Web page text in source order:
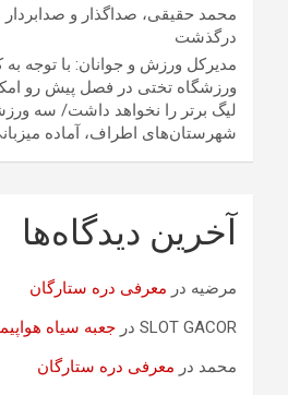
محمد حقیقی، صداگذار و صدابردار
درگذشت
مدیرکل ورزش و جوانان: با توجه
ورزشگاه تختی در فصل پیش رو
لیگ برتر را نخواهد داشت/ سه
شهرستان‌های اطراف، آماده
آخرین دیدگاه‌ها
مرضیه در معرفی دره ستارگان
SLOT GACOR در جعبه سیاه
محمد در معرفی دره ستارگان